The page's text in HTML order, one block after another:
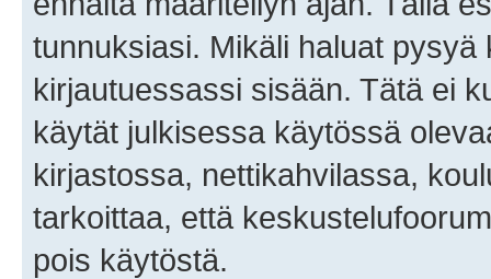
tunnuksiasi. Mikäli haluat
kirjautuessassi sisään. Tätä ei
käytät julkisessa käytössä
kirjastossa, nettikahvilassa,
tarkoittaa, että
pois käytöstä.